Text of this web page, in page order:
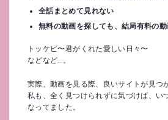
全話まとめて見れない
無料の動画を探しても、結局有料の動
トッケビ〜君がくれた愛しい日々〜
などなど…。
実際、動画を見る際、良いサイトが見つ
私も、全く見つけられずに気づけば、い
なってました。